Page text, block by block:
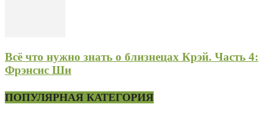
Всё что нужно знать о близнецах Крэй. Часть 4:
Фрэнсис Ши
ПОПУЛЯРНАЯ КАТЕГОРИЯ